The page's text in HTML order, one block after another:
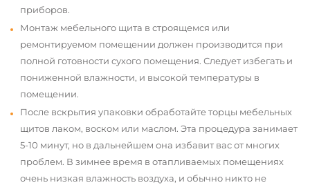
приборов.
Монтаж мебельного щита в строящемся или
ремонтируемом помещении должен производится при
полной готовности сухого помещения. Следует избегать и
пониженной влажности, и высокой температуры в
помещении.
После вскрытия упаковки обработайте торцы мебельных
щитов лаком, воском или маслом. Эта процедура занимает
5-10 минут, но в дальнейшем она избавит вас от многих
проблем. В зимнее время в отапливаемых помещениях
очень низкая влажность воздуха, и обычно никто не